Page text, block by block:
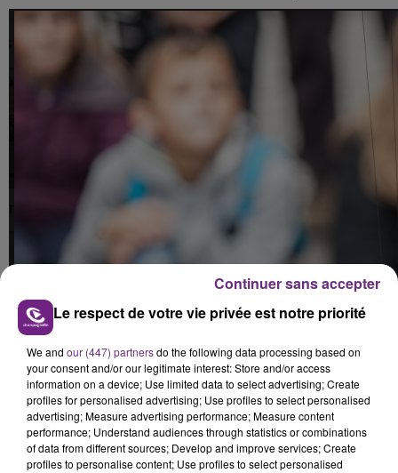
Le respect de votre vie privée est notre priorité
We and our (447) partnersdo the following data processing based on
your consent and/or our legitimate interest: Store and/or access
information on a device; Use limited data to select advertising; Create
profiles for personalised advertising; Use profiles to select personalised
advertising; Measure advertising performance; Measure content
performance; Understand audiences through statistics or combinations
of data from different sources; Develop and improve services; Create
profiles to personalise content; Use profiles to select personalised
Continuer sans accepter